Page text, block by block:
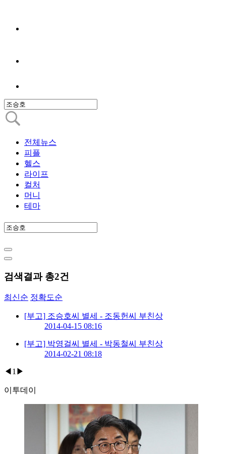
전체뉴스
피플
헬스
라이프
컬처
머니
테마
검색결과 총2건
최신순 정확도순
[부고] 조승호씨 별세 - 조동헌씨 부친상
2014-04-15 08:16
[부고] 박영걸씨 별세 - 박동철씨 부친상
2014-02-21 08:18
◀ 1 ▶
이투데이